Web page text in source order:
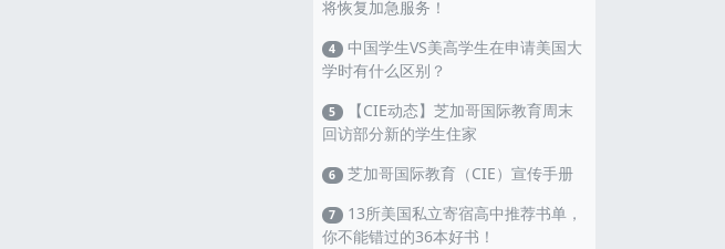
将恢复加急服务！
4 中国学生VS美高学生在申请美国大
学时有什么区别？
5 【CIE动态】芝加哥国际教育周末
回访部分新的学生住家
6 芝加哥国际教育（CIE）宣传手册
7 13所美国私立寄宿高中推荐书单，
你不能错过的36本好书！